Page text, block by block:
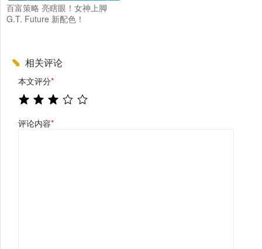
百富策略 亮瞎眼！女神上脚
G.T. Future 新配色！
相关评论
本文评分*
评论内容*